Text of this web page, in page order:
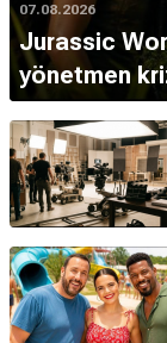
07.08.2026
Jurassic
yönetmen